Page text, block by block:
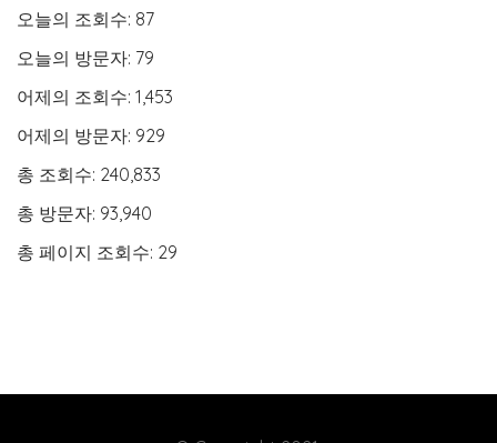
오늘의 조회수: 87
오늘의 방문자: 79
어제의 조회수: 1,453
어제의 방문자: 929
총 조회수: 240,833
총 방문자: 93,940
총 페이지 조회수: 29